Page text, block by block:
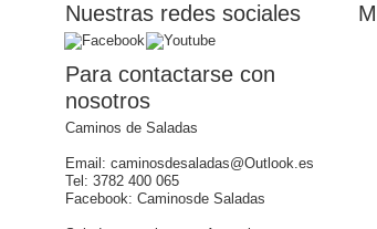
Nuestras redes sociales
Para contactarse con
nosotros
Caminos de Saladas
Email: caminosdesaladas@Outlook.es
Tel: 3782 400 065
Facebook: Caminosde Saladas